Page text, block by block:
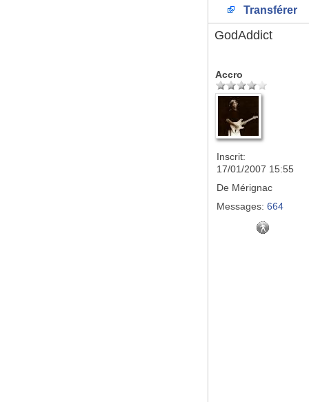
Transférer
GodAddict
Accro
Inscrit:
17/01/2007 15:55
De Mérignac
Messages: 664